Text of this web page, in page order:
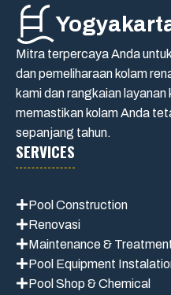
Mitra terpercaya Anda
dan pemeliharaan kolam
kami dan rangkaian
memastikan kolam Anda
sepanjang tahun.
SERVICES
Pool Construction
Renovasi
Maintenance&
Pool Equipment
Pool Shop & Chemical